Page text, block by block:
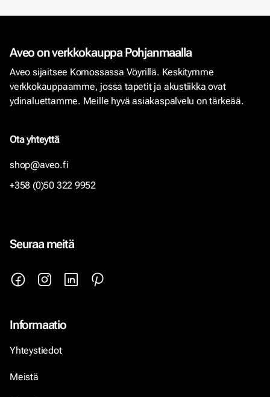
Aveo on verkkokauppa Pohjanmaalla
Aveo sijaitsee Komossassa Vöyrillä. Keskitymme
verkkokauppaamme, jossa tapetit ja akustiikka ovat
ydinaluettamme. Meille hyvä asiakaspalvelu on tärkeää.
Ota yhteyttä
shop@aveo.fi
+358 (0)50 322 9952
Seuraa meitä
Informaatio
Yhteystiedot
Meistä